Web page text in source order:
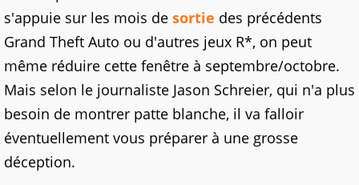
s'appuie sur les mois de sortie des précédents
Grand Theft Auto ou d'autres jeux R*, on peut
même réduire cette fenêtre à septembre/octobre.
Mais selon le journaliste Jason Schreier, qui n'a plus
besoin de montrer patte blanche, il va falloir
éventuellement vous préparer à une grosse
déception.